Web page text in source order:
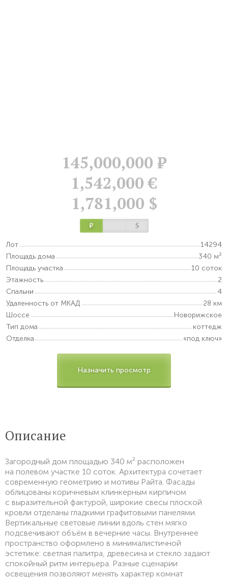
145,000,000 Р
1,542,000 €
1,781,000 $
Р $
Лот
14294
Площадь дома
340 м²
Площадь участка
10 соток
Этажность
2
Спальни
4
Удаленность от МКАД
28 км
Шоссе
Новорижское
Тип дома
коттедж
Отделка
«под ключ»
Назначить просмотр
Описание
Загородный дом площадью 340 м² расположен
на полевом участке 10 соток. Архитектура сочетает
современную геометрию и мотивы Райта. Фасады
облицованы коричневым клинкерным кирпичом
с выразительной фактурой, широкие свесы плоской
кровли отделаны гладкими графитовыми панелями.
Вертикальные световые линии вдоль стен мягко
подсвечивают объём в вечерние часы. Внутреннее
пространство оформлено в минималистичной
эстетике: светлая палитра, древесина и стекло задают
спокойный ритм интерьера. Разные сценарии
освещения позволяют менять характер комнат